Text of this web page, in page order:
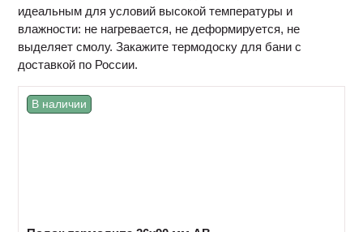
идеальным для условий высокой температуры и
влажности: не нагревается, не деформируется, не
выделяет смолу. Закажите термодоску для бани с
доставкой по России.
В наличии